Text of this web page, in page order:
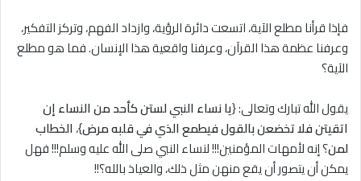
فإذا قرأنا مطلع الآية، اتسعت دائرة الرؤية، وازداد الفهم، وتركز التفكير،
وعرفنا عظمة هذا القرآن، وعرفنا واقعية هذا الإنسان. فما هو مطلع
الآية؟
يقول الله تبارك وتعالى: {يا نساء النبي لستن كأحد من النساء إن
اتقيتن فلا تخضعن بالقول فيطمع الذي في قلبه مرض}،الخطاب
لمن؟ إنه لأمهات المؤمنين!!! لنساء النبي صلى الله عليه وسلم!!! فهل
يمكن أن يتصور أن يقع منهن مثل ذلك، والعياذ بالله؟!!